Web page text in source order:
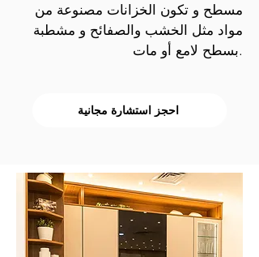
مسطح و تكون الخزانات مصنوعة من
مواد مثل الخشب والصفائح و مشطبة
بسطح لامع أو مات.
احجز استشارة مجانية